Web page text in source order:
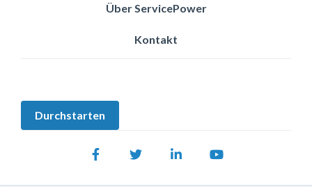
Über ServicePower
Kontakt
Durchstarten
FacebookTwitterLinkedIn